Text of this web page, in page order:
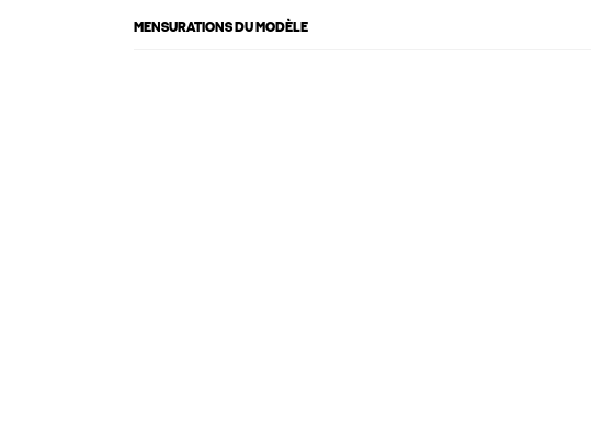
MENSURATIONS DU MODÈLE